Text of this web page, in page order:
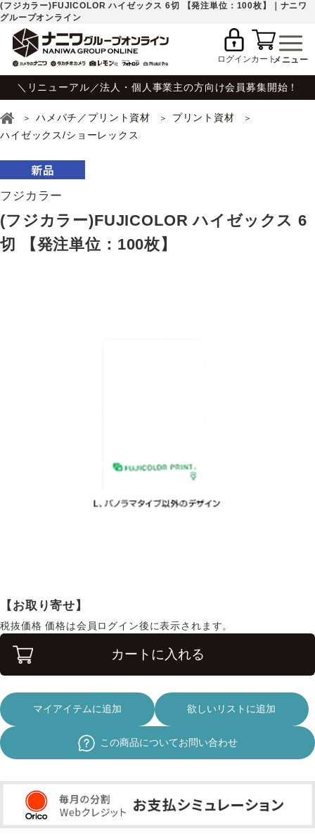
(フジカラー)FUJICOLOR ハイゼックス 6切 【発注単位：100枚】｜ナニワ
グループオンライン
ログインカート
＼リニューアル／法人・個人事業主の方向け会員募集開始！
ハメパチ／プリント資材
プリント資材
ハイゼックス/ショーレックス
フジカラー
(フジカラー)FUJICOLOR ハイゼックス 6
切 【発注単位：100枚】
【お取り寄せ】
税抜価格 価格は会員ログイン後に表示されます。
カートに入れる
マイアイテムに追加 欲しいリストに追加
この商品についてお問い合わせ